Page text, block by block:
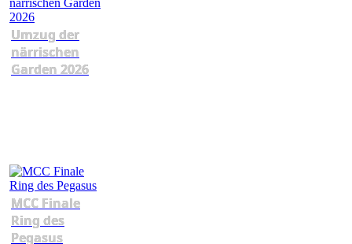
Umzug der
närrischen
Garden 2026
MCC Finale
Ring des
Pegasus